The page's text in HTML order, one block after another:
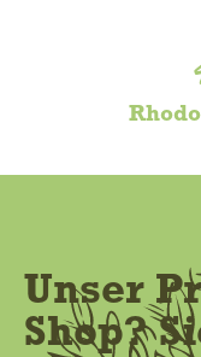
Unser
Shop?